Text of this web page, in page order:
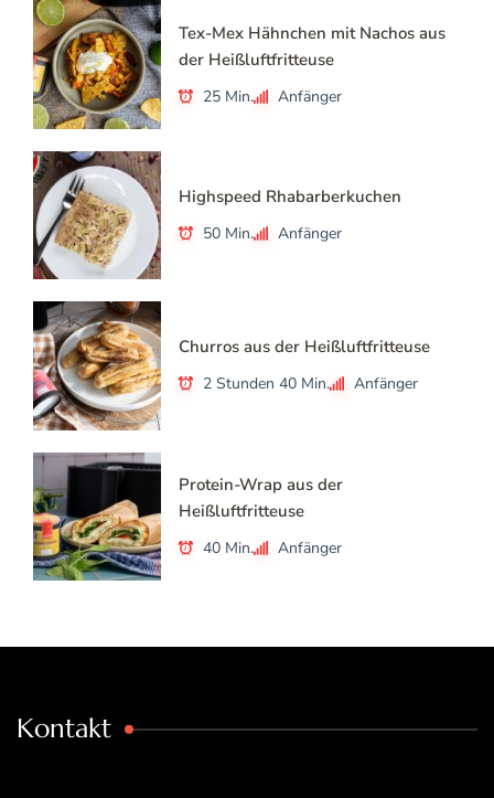
Tex-Mex Hähnchen mit Nachos aus
der Heißluftfritteuse
25 Min. Anfänger
Highspeed Rhabarberkuchen
50 Min. Anfänger
Churros aus der Heißluftfritteuse
2 Stunden 40 Min. Anfänger
Protein-Wrap aus der
Heißluftfritteuse
40 Min. Anfänger
Kontakt